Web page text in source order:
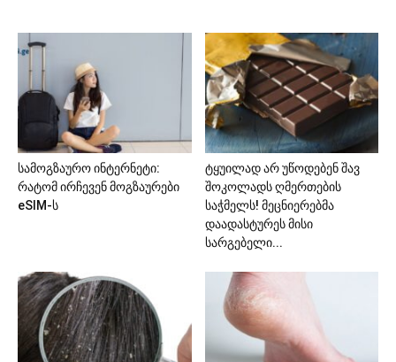
სამოგზაურო ინტერნეტი:
რატომ ირჩევენ მოგზაურები
eSIM-ს
ტყუილად არ უწოდებენ შავ
შოკოლადს ღმერთების
საჭმელს! მეცნიერებმა
დაადასტურეს მისი
სარგებელი...